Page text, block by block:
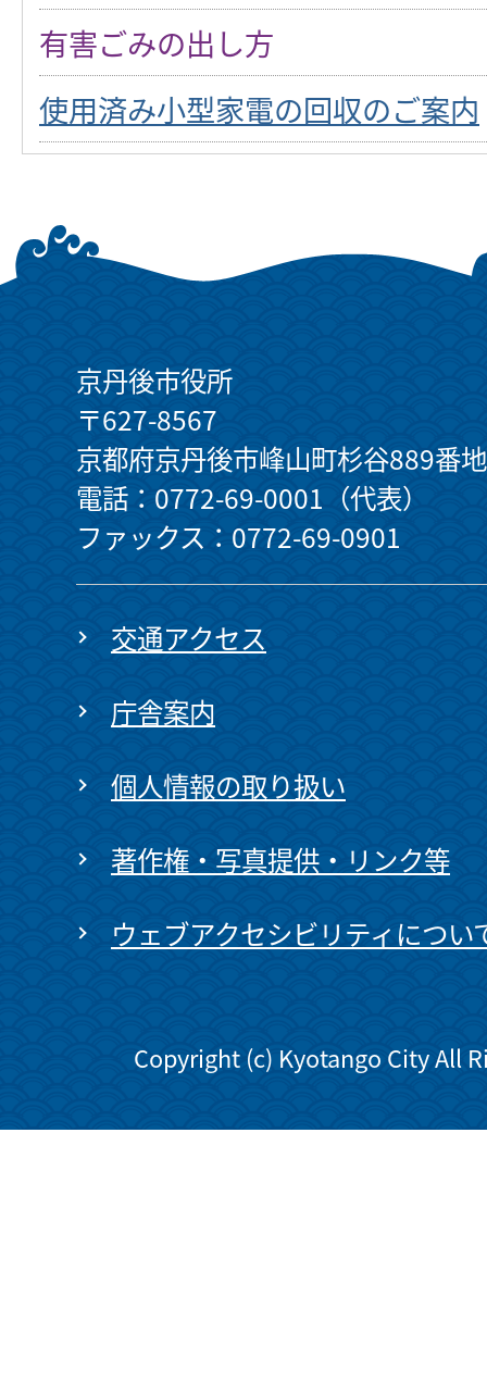
有害ごみの出し方
使用済み小型家電の回収のご案内
京丹後市役所
〒627-8567
京都府京丹後市峰山町杉谷889番地
電話：0772-69-0001（代表）
ファックス：0772-69-0901
交通アクセス
庁舎案内
個人情報の取り扱い
著作権・写真提供・リンク等
ウェブアクセシビリティについ
Copyright (c) Kyotango City All